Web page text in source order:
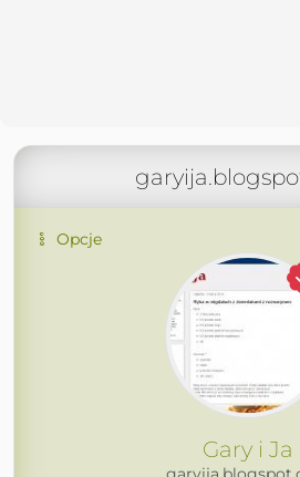
Opcje
Gary i Ja